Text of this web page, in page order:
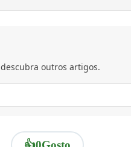
outros artigos.